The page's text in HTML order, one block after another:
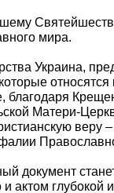
мира.
Украина,
благодаря
Матери-
веру
документ
актом глубокой